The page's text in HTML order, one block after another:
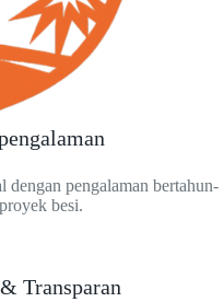
pengalaman bertahun-
besi.
Transparan